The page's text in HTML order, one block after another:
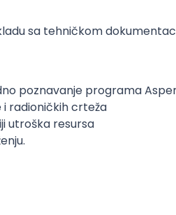
sa tehničkom
poznavanje programa
radioničkih crteža
utroška resursa